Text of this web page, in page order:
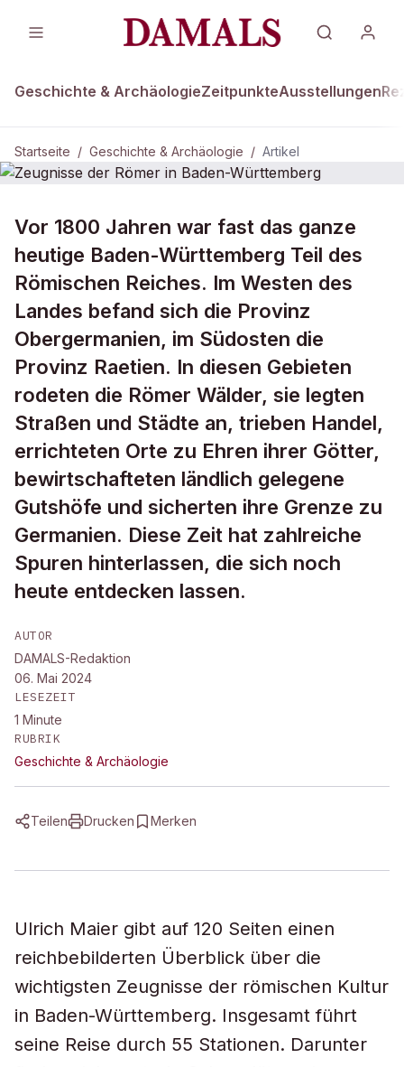
Geschichte & ArchäologieZeitpunkteAusstellungen
Startseite / Geschichte & Archäologie / Artikel
Zeugnisse der Römer in Baden-
Württemberg
Vor 1800 Jahren war fast das ganze
heutige Baden-Württemberg Teil des
Römischen Reiches. Im Westen des
Landes befand sich die Provinz
Obergermanien, im Südosten die
Provinz Raetien. In diesen Gebieten
rodeten die Römer Wälder, sie legten
Straßen und Städte an, trieben Handel,
errichteten Orte zu Ehren ihrer Götter,
bewirtschafteten ländlich gelegene
Gutshöfe und sicherten ihre Grenze zu
Germanien. Diese Zeit hat zahlreiche
Spuren hinterlassen, die sich noch
heute entdecken lassen.
AUTOR
DAMALS-Redaktion
06. Mai 2024
LESEZEIT
1 Minute
RUBRIK
Geschichte & Archäologie
Teilen Drucken Merken
Ulrich Maier gibt auf 120 Seiten einen
reichbebilderten Überblick über die
wichtigsten Zeugnisse der römischen Kultur
in Baden-Württemberg. Insgesamt führt
seine Reise durch 55 Stationen. Darunter